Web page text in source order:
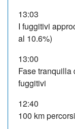
13:03
I fuggitivi
al 10.6%)
13:00
Fase tranquilla
fuggitivi
12:40
100 km